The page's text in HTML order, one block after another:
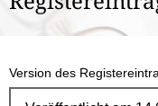
Version des